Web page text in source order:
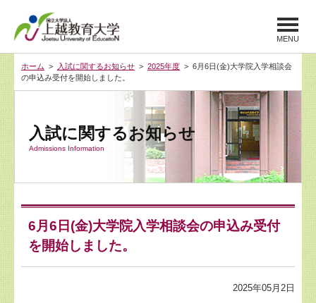
MENU
ホーム > 入試に関するお知らせ > 2025年度 > 6月6日(金)大学院入学相談会
の申込み受付を開始しました。
入試に関するお知らせ
Admissions Information
6月6日(金)大学院入学相談会の申込み受付
を開始しました。
2025年05月2日